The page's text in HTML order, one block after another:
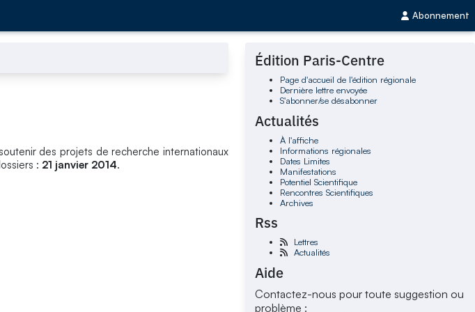
Abonnement
des projets de recherche internationaux
: 21 janvier 2014.
Édition Paris-Centre
Page d'accueil de l'édition régionale
Dernière lettre envoyée
S'abonner/se désabonner
Actualités
À l'affiche
Informations régionales
Dates Limites
Manifestations
Potentiel Scientifique
Rencontres Scientifiques
Archives
Rss
Lettres
Actualités
Aide
Contactez-nous pour toute suggestion ou
problème :